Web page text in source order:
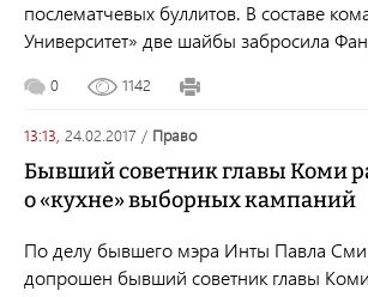
послематчевых буллитов. В составе
Университет» две шайбы забросила
0 1142
13:13, 24.02.2017 / право
Бывший советник главы Коми
о «кухне» выборных кампаний
По делу бывшего мэра Инты Павла
допрошен бывший советник главы